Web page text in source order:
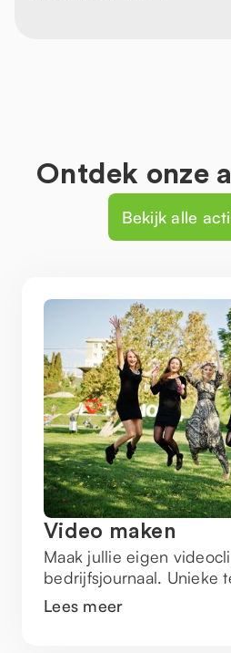
Ontdek onze
Bekijk alle
Video maken
Maak jullie eigen
bedrijfsjournaal. Unieke
Lees meer